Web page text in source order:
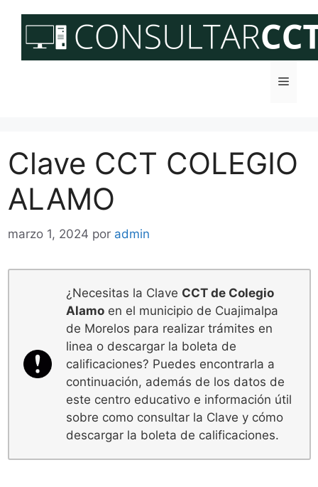
contenido
Menú
Clave CCT COLEGIO
ALAMO
marzo 1, 2024 por admin
¿Necesitas la Clave CCT de Colegio
Alamo en el municipio de Cuajimalpa
de Morelos para realizar trámites en
linea o descargar la boleta de
calificaciones? Puedes encontrarla a
continuación, además de los datos de
este centro educativo e información útil
sobre como consultar la Clave y cómo
descargar la boleta de calificaciones.